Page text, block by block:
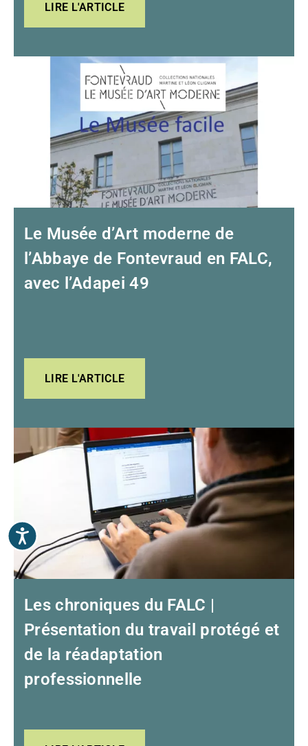
Accessibilité
LIRE L'ARTICLE
Le Musée d’Art moderne de
l’Abbaye de Fontevraud en FALC,
avec l’Adapei 49
LIRE L'ARTICLE
Les chroniques du FALC |
Présentation du travail protégé et
de la réadaptation
professionnelle